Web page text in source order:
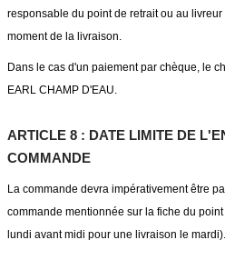
responsable du point de retrait ou au
moment de la livraison.
Dans le cas d'un paiement par chèque, le
EARL CHAMP D'EAU.
ARTICLE 8 : DATE LIMITE DE
COMMANDE
La commande devra impérativement être
commande mentionnée sur la fiche du
lundi avant midi pour une livraison le mardi).